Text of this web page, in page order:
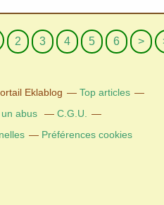
2 3 4 5 6 >
Eklablog
Top articles
abus
C.G.U.
Préférences cookies